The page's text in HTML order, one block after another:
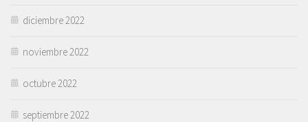
diciembre 2022
noviembre 2022
octubre 2022
septiembre 2022